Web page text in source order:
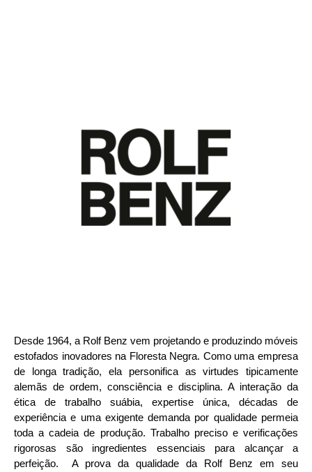
Desde 1964, a Rolf Benz vem projetando e produzindo móveis
estofados inovadores na Floresta Negra. Como uma empresa
de longa tradição, ela personifica as virtudes tipicamente
alemãs de ordem, consciência e disciplina. A interação da
ética de trabalho suábia, expertise única, décadas de
experiência e uma exigente demanda por qualidade permeia
toda a cadeia de produção. Trabalho preciso e verificações
rigorosas são ingredientes essenciais para alcançar a
perfeição.
A prova da qualidade da Rolf Benz em seu